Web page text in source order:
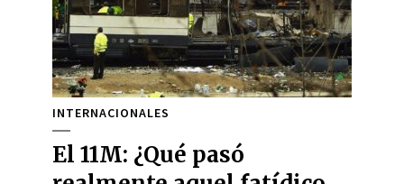
INTERNACIONALES
El 11M: ¿Qué pasó